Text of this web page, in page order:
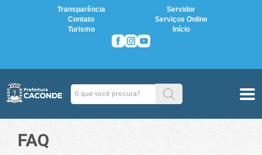
Transparência
Servidor
Contato
Serviços Online
Turismo
Início
FAQ